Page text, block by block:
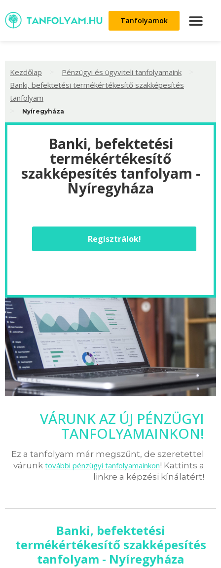
Tanfolyamok
Kezdőlap Pénzügyi és ügyviteli tanfolyamaink
Banki, befektetési termékértékesítő szakképesítés
tanfolyam
Nyíregyháza
Banki, befektetési
termékértékesítő
szakképesítés tanfolyam -
Nyíregyháza
Regisztrálok!
VÁRUNK AZ ÚJ PÉNZÜGYI
TANFOLYAMAINKON!
Ez a tanfolyam már megszűnt, de szeretettel
várunk további pénzügyi tanfolyamainkon! Kattints a
linkre a képzési kínálatért!
Banki, befektetési
termékértékesítő szakképesítés
tanfolyam - Nyíregyháza